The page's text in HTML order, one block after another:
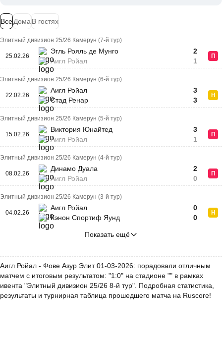
ВсеДома В гостях
Элитный дивизион 25/26 Камерун (7-й тур)
25.02.26
Эгль Рояль де Мунго
Аигл Ройал
2
1
П
Элитный дивизион 25/26 Камерун (6-й тур)
22.02.26
Аигл Ройал
Стад Ренар
3
3
Н
Элитный дивизион 25/26 Камерун (5-й тур)
15.02.26
Виктория Юнайтед
Аигл Ройал
3
1
П
Элитный дивизион 25/26 Камерун (4-й тур)
08.02.26
Динамо Дуала
Аигл Ройал
2
0
П
Элитный дивизион 25/26 Камерун (3-й тур)
04.02.26
Аигл Ройал
Кэнон Спортиф Яунд
0
0
Н
Показать ещё
Аигл Ройал - Фове Азур Элит 01-03-2026: порадовали отличным
матчем с итоговым результатом: "1:0" на стадионе "" в рамках
ивента "Элитный дивизион 25/26 8-й тур". Подробная статистика,
результаты и турнирная таблица прошедшего матча на Ruscore!